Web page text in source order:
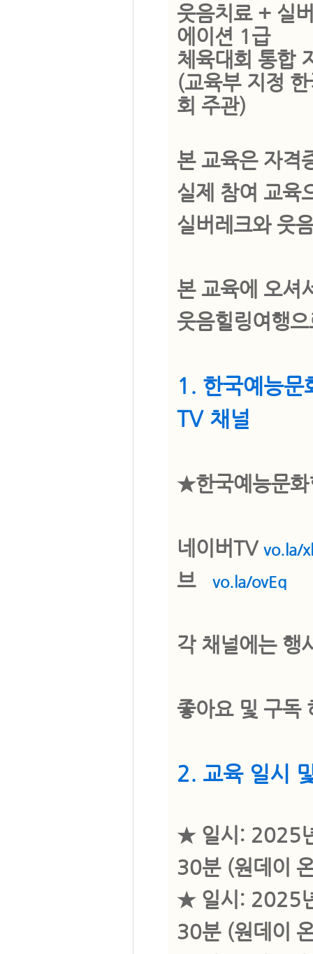
웃음치료 + 실
에이션 1급
체육대회 통합
(교육부 지정
회 주관)
본 교육은 자격
실제 참여 교육
실버레크와 웃
본 교육에 오셔
웃음힐링여행
1. 한국예능문
TV 채널
★한국예능문
네이버TV vo.la/
브 vo.la/ovEq
각 채널에는 행
좋아요 및 구독
2. 교육 일시
★ 일시: 2025
30분 (원데이
★ 일시: 2025
30분 (원데이